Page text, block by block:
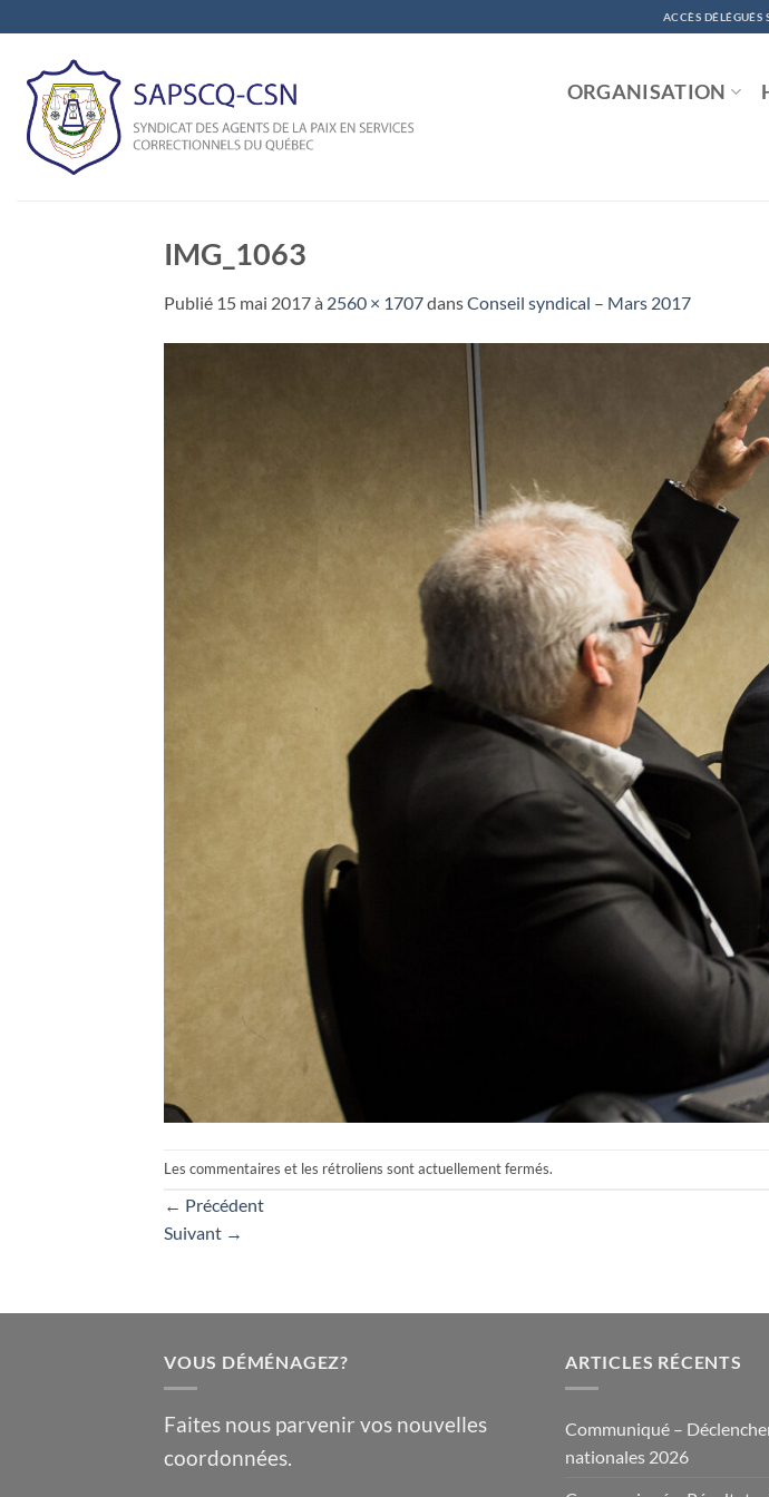
au
contenu
ACCÈS
ORGANISATION
IMG_1063
Publié 15 mai 2017à 2560 × 1707dansConseil syndical – Mars 2017
Les commentaires et les rétroliens sont actuellement fermés.
← Précédent
Suivant →
VOUS DÉMÉNAGEZ?
Faites nous parvenir vos nouvelles
coordonnées.
ARTICLES RÉCENTS
Communiqué –
nationales 2026